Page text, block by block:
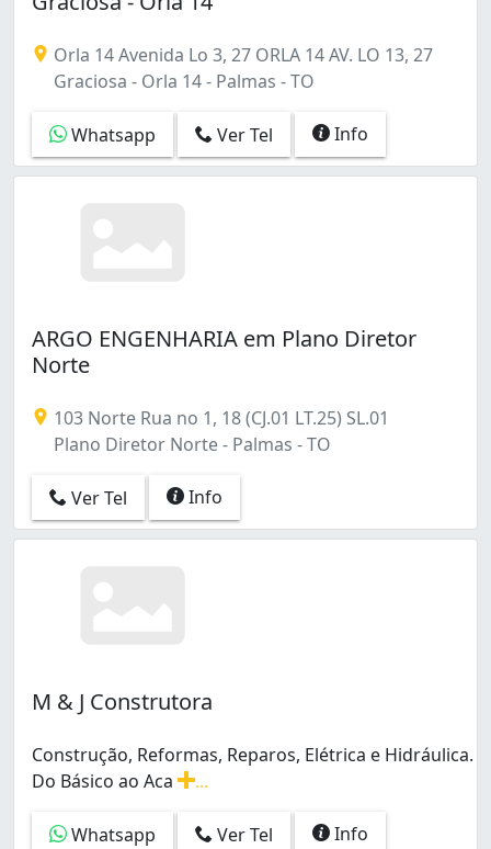
Jardim Taquari (Taquaralto) (1)
PLANO D. SUL (4)
Plano Diretor Norte (85)
Plano Diretor Sul (138)
Setor Santa Fé (Taquaralto) (2)
Setor Santa Fé 2 (Taquaralto) (1)
Orla 14 Avenida Lo 3, 27 ORLA 14 AV. LO 13, 27
Graciosa - Orla 14 - Palmas - TO
Whatsapp Ver Tel Info
ARGO ENGENHARIA em Plano Diretor
Norte
103 Norte Rua no 1, 18 (CJ.01 LT.25) SL.01
Plano Diretor Norte - Palmas - TO
Ver Tel Info
M & J Construtora
Construção, Reformas, Reparos, Elétrica e Hidráulica.
Do Básico ao Aca
Whatsapp
Ver Tel Info